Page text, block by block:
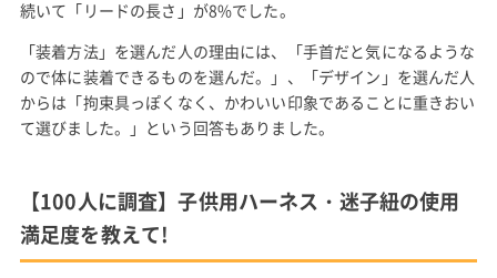
続いて「リードの長さ」が8%でした。
「装着方法」を選んだ人の理由には、「手首だと気になるような
ので体に装着できるものを選んだ。」、「デザイン」を選んだ人
からは「拘束具っぽくなく、かわいい印象であることに重きおい
て選びました。」という回答もありました。
【100人に調査】子供用ハーネス・迷子紐の使用
満足度を教えて!